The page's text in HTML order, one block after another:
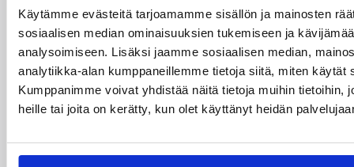
Käytämme evästeitä tarjoamamme sisällön ja mainosten
sosiaalisen median ominaisuuksien tukemiseen ja
analysoimiseen. Lisäksi jaamme sosiaalisen median,
analytiikka-alan kumppaneillemme tietoja siitä, miten käytät
Kumppanimme voivat yhdistää näitä tietoja muihin tietoihin,
heille tai joita on kerätty, kun olet käyttänyt heidän